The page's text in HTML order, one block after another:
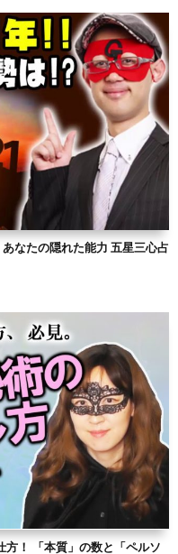
なたの隠れた能力 五星三心占
！ 「本質」の数と「ペルソ